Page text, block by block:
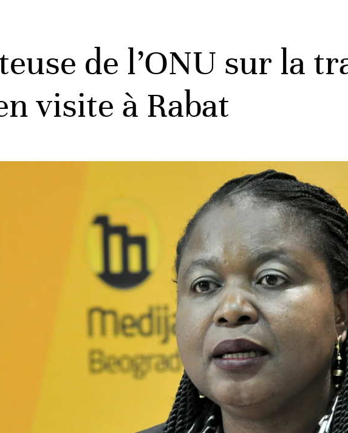
de l’ONU sur la
visite à Rabat